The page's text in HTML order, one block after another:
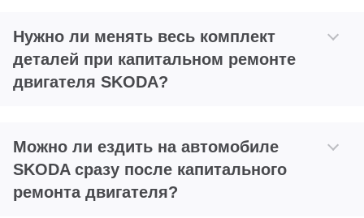
Нужно ли менять весь комплект
деталей при капитальном ремонте
двигателя SKODA?
Можно ли ездить на автомобиле
SKODA сразу после капитального
ремонта двигателя?